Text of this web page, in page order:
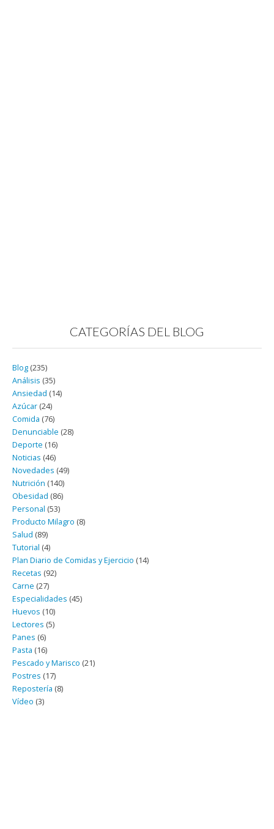
CATEGORÍAS DEL BLOG
Blog (235)
Análisis (35)
Ansiedad (14)
Azúcar (24)
Comida (76)
Denunciable (28)
Deporte (16)
Noticias (46)
Novedades (49)
Nutrición (140)
Obesidad (86)
Personal (53)
Producto Milagro (8)
Salud (89)
Tutorial (4)
Plan Diario de Comidas y Ejercicio (14)
Recetas (92)
Carne (27)
Especialidades (45)
Huevos (10)
Lectores (5)
Panes (6)
Pasta (16)
Pescado y Marisco (21)
Postres (17)
Repostería (8)
Vídeo (3)